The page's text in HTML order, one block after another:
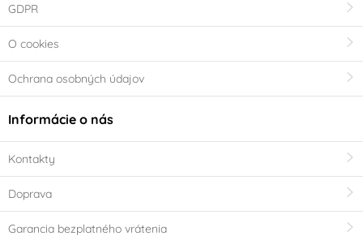
GDPR
O cookies
Ochrana osobných údajov
Informácie o nás
Kontakty
Doprava
Garancia bezplatného vrátenia